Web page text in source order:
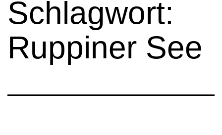
Schlagwort:
Ruppiner See